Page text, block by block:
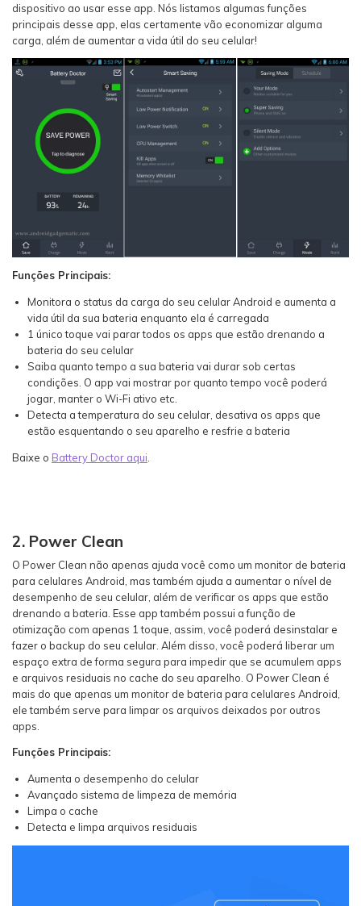
dispositivo ao usar esse app. Nós listamos algumas funções
principais desse app, elas certamente vão economizar alguma
carga, além de aumentar a vida útil do seu celular!
Funções Principais:
Monitora o status da carga do seu celular Android e aumenta a
vida útil da sua bateria enquanto ela é carregada
1 único toque vai parar todos os apps que estão drenando a
bateria do seu celular
Saiba quanto tempo a sua bateria vai durar sob certas
condições. O app vai mostrar por quanto tempo você poderá
jogar, manter o Wi-Fi ativo etc.
Detecta a temperatura do seu celular, desativa os apps que
estão esquentando o seu aparelho e resfrie a bateria
Baixe o Battery Doctor aqui
2. Power Clean
O Power Clean não apenas ajuda você como um monitor de bateria
para celulares Android, mas também ajuda a aumentar o nível de
desempenho de seu celular, além de verificar os apps que estão
drenando a bateria. Esse app também possui a função de
otimização com apenas 1 toque, assim, você poderá desinstalar e
fazer o backup do seu celular. Além disso, você poderá liberar um
espaço extra de forma segura para impedir que se acumulem apps
e arquivos residuais no cache do seu aparelho. O Power Clean é
mais do que apenas um monitor de bateria para celulares Android,
ele também serve para limpar os arquivos deixados por outros
apps.
Funções Principais:
Aumenta o desempenho do celular
Avançado sistema de limpeza de memória
Limpa o cache
Detecta e limpa arquivos residuais